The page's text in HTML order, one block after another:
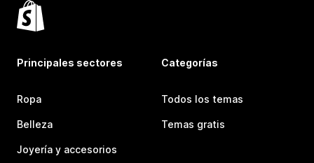
Principales sectores
Ropa
Belleza
Joyería y accesorios
Categorías
Todos los temas
Temas gratis